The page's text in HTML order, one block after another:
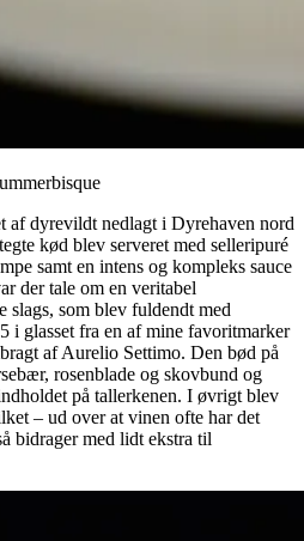
af dyrevildt nedlagt i Dyrehaven nord
kød blev serveret med selleripuré
samt en intens og kompleks sauce
der tale om en veritabel
slags, som blev fuldendt med
i glasset fra en af mine favoritmarker
af Aurelio Settimo. Den bød på
rosenblade og skovbund og
på tallerkenen. I øvrigt blev
– ud over at vinen ofte har det
bidrager med lidt ekstra til